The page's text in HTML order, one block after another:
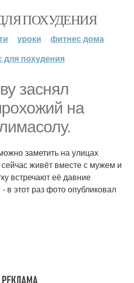
ПОХУДЕНИЯ
уроки
фитнес дома
для похудения
заснял
на
заметить на улицах
живёт вместе с мужем и
встречают её давние
в этот раз фото опубликовал